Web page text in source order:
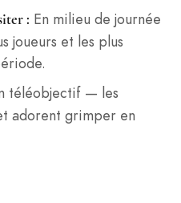
: En milieu de journée
joueurs et les plus
téléobjectif — les
adorent grimper en